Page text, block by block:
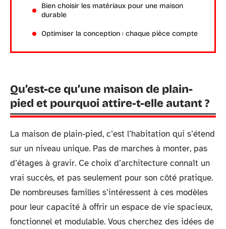
Bien choisir les matériaux pour une maison
durable
Optimiser la conception : chaque pièce compte
Qu’est-ce qu’une maison de plain-
pied et pourquoi attire-t-elle autant ?
La maison de plain-pied, c’est l’habitation qui s’étend
sur un niveau unique. Pas de marches à monter, pas
d’étages à gravir. Ce choix d’architecture connaît un
vrai succès, et pas seulement pour son côté pratique.
De nombreuses familles s’intéressent à ces modèles
pour leur capacité à offrir un espace de vie spacieux,
fonctionnel et modulable. Vous cherchez des idées de